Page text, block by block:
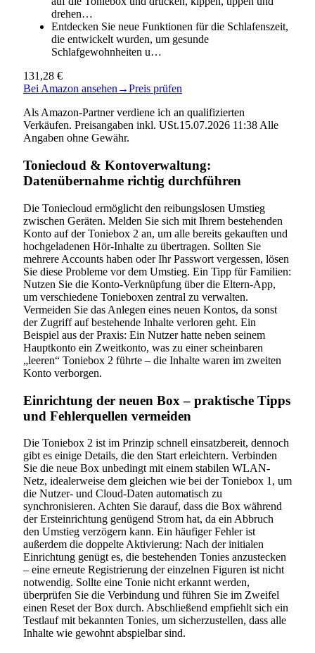
drehen…
Entdecken Sie neue Funktionen für die Schlafenszeit,
die entwickelt wurden, um gesunde
Schlafgewohnheiten u…
131,28 €
Bei Amazon ansehen →Preis prüfen
Als Amazon-Partner verdiene ich an qualifizierten
Verkäufen. Preisangaben inkl. USt.15.07.2026 11:38 Alle
Angaben ohne Gewähr.
Toniecloud & Kontoverwaltung:
Datenübernahme richtig durchführen
Die Toniecloud ermöglicht den reibungslosen Umstieg
zwischen Geräten. Melden Sie sich mit Ihrem bestehenden
Konto auf der Toniebox 2 an, um alle bereits gekauften und
hochgeladenen Hör-Inhalte zu übertragen. Sollten Sie
mehrere Accounts haben oder Ihr Passwort vergessen, lösen
Sie diese Probleme vor dem Umstieg. Ein Tipp für Familien:
Nutzen Sie die Konto-Verknüpfung über die Eltern-App,
um verschiedene Tonieboxen zentral zu verwalten.
Vermeiden Sie das Anlegen eines neuen Kontos, da sonst
der Zugriff auf bestehende Inhalte verloren geht. Ein
Beispiel aus der Praxis: Ein Nutzer hatte neben seinem
Hauptkonto ein Zweitkonto, was zu einer scheinbaren
„leeren“ Toniebox 2 führte – die Inhalte waren im zweiten
Konto verborgen.
Einrichtung der neuen Box – praktische Tipps
und Fehlerquellen vermeiden
Die Toniebox 2 ist im Prinzip schnell einsatzbereit, dennoch
gibt es einige Details, die den Start erleichtern. Verbinden
Sie die neue Box unbedingt mit einem stabilen WLAN-
Netz, idealerweise dem gleichen wie bei der Toniebox 1, um
die Nutzer- und Cloud-Daten automatisch zu
synchronisieren. Achten Sie darauf, dass die Box während
der Ersteinrichtung genügend Strom hat, da ein Abbruch
den Umstieg verzögern kann. Ein häufiger Fehler ist
außerdem die doppelte Aktivierung: Nach der initialen
Einrichtung genügt es, die bestehenden Tonies anzustecken
– eine erneute Registrierung der einzelnen Figuren ist nicht
notwendig. Sollte eine Tonie nicht erkannt werden,
überprüfen Sie die Verbindung und führen Sie im Zweifel
einen Reset der Box durch. Abschließend empfiehlt sich ein
Testlauf mit bekannten Tonies, um sicherzustellen, dass alle
Inhalte wie gewohnt abspielbar sind.